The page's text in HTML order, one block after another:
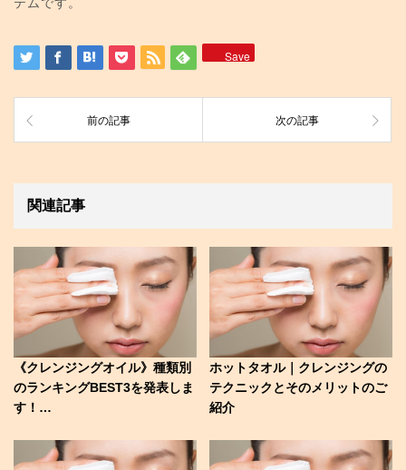
Save
前の記事 次の記事
関連記事
《クレンジングオイル》種類別
のランキングBEST3を発表しま
す！…
ホットタオル｜クレンジングの
テクニックとそのメリットのご
紹介